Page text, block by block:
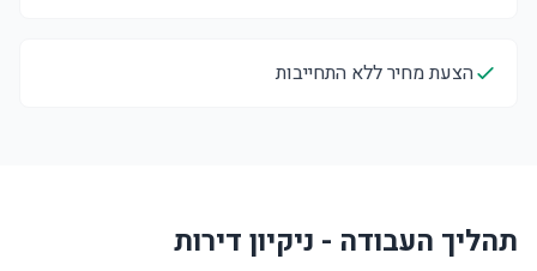
הצעת מחיר ללא התחייבות
תהליך העבודה - ניקיון דירות